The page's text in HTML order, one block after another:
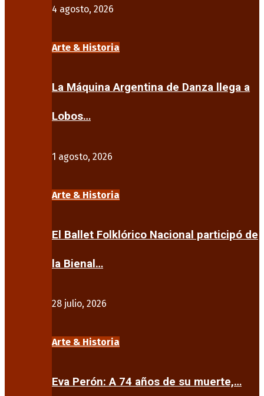
4 agosto, 2026
Arte & Historia
La Máquina Argentina de Danza llega a
Lobos…
1 agosto, 2026
Arte & Historia
El Ballet Folklórico Nacional participó de
la Bienal…
28 julio, 2026
Arte & Historia
Eva Perón: A 74 años de su muerte,…